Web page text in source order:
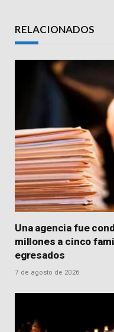
RELACIONADOS
Una agencia fue
millones a cinco
egresados
7 de agosto de 2026